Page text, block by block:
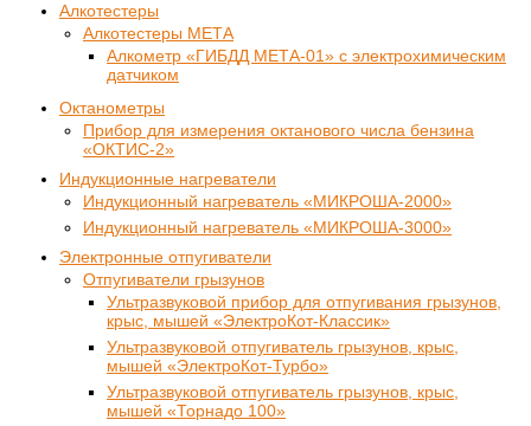
Алкотестеры
Алкотестеры МЕТА
Алкометр «ГИБДД МЕТА-01» с электрохимическим
датчиком
Октанометры
Прибор для измерения октанового числа бензина
«ОКТИС-2»
Индукционные нагреватели
Индукционный нагреватель «МИКРОША-2000»
Индукционный нагреватель «МИКРОША-3000»
Электронные отпугиватели
Отпугиватели грызунов
Ультразвуковой прибор для отпугивания грызунов,
крыс, мышей «ЭлектроКот-Классик»
Ультразвуковой отпугиватель грызунов, крыс,
мышей «ЭлектроКот-Турбо»
Ультразвуковой отпугиватель грызунов, крыс,
мышей «Торнадо 100»